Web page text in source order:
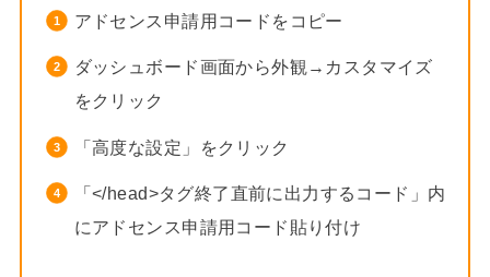
アドセンス申請用コードをコピー
ダッシュボード画面から外観→カスタマイズ
をクリック
「高度な設定」をクリック
「</head>タグ終了直前に出力するコード」内
にアドセンス申請用コード貼り付け